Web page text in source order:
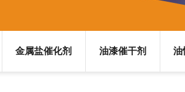
金属盐催化剂 油漆催干剂 油